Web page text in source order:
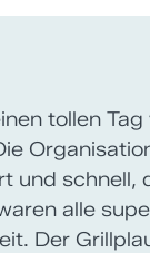
tollen
und schnell,
alle
Der